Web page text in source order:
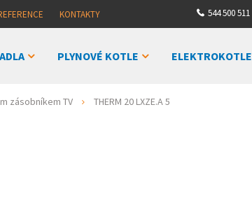
KONTAKTY 544 500 511
PLYNOVÉ KOTLE ELEKTROKOTLE
zásobníkem TV THERM 20 LXZE.A 5